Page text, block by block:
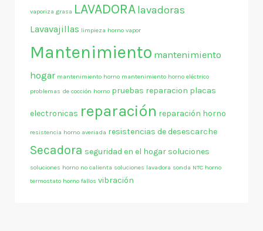
vaporiza grasa LAVADORAlavadoras
Lavavajillas limpieza horno vapor
Mantenimiento mantenimiento
hogar mantenimiento horno mantenimiento horno eléctrico
problemas de cocción horno pruebas reparacion placas
electronicas reparación reparación horno
resistencia horno averiada resistencias de desescarche
Secadora seguridad en el hogar soluciones
soluciones horno no calienta soluciones lavadora sonda NTC horno
termostato horno fallos vibración